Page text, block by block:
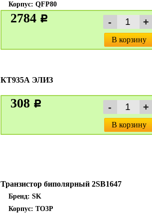
Корпус: QFP80
2784 c
В корзину
КТ935А ЭЛИЗ
308 c
В корзину
Транзистор биполярный 2SB1647
Бренд: SK
Корпус: TO3P